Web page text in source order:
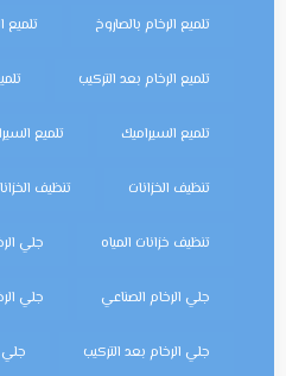
تلميع الرخام بالصاروخ تلميع
تلميع الرخام بعد التركيب
تلميع السيراميك تلميع
تنظيف الخزانات تنظيف
تنظيف خزانات المياه جلي
جلي الرخام الصناعي جلي
جلي الرخام بعد التركيب جلي